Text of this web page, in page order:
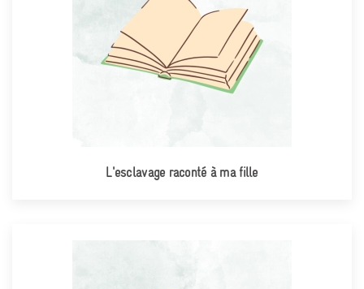
L'esclavage raconté à ma fille